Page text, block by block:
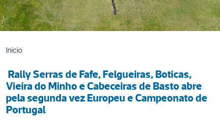
Início
Vieira do Minho e Cabeceiras de Basto abre
pela segunda vez Europeu e Campeonato de
Portugal